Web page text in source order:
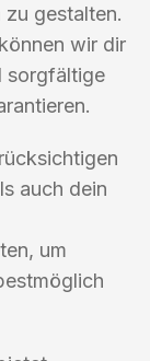
gestalten.
wir dir
sorgfältige
auch dein
um